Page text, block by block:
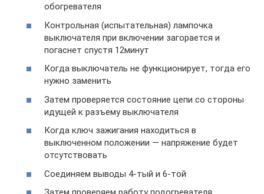
обогревателя
Контрольная (испытательная) лампочка
выключателя при включении загорается и
погаснет спустя 12минут
Когда выключатель не функционирует, тогда его
нужно заменить
Затем проверяется состояние цепи со стороны
идущей к разъему выключателя
Когда ключ зажигания находиться в
выключенном положении — напряжение будет
отсутствовать
Соединяем выводы 4-тый и 6-той